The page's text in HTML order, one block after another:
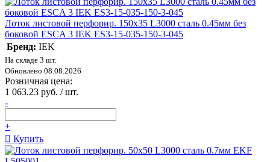
Лоток листовой перфорир. 150х35 L3000 сталь 0.45мм без
боковой ESCA 3 IEK ES3-15-035-150-3-045
Бренд: IEK
На складе 3 шт.
Обновлено 08.08.2026
Розничная цена:
1 063.23 руб. / шт.
-
+
Купить